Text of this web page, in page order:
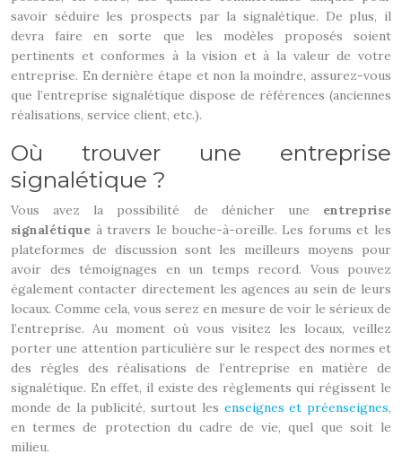
savoir séduire les prospects par la signalétique. De plus, il
devra faire en sorte que les modèles proposés soient
pertinents et conformes à la vision et à la valeur de votre
entreprise. En dernière étape et non la moindre, assurez-vous
que l’entreprise signalétique dispose de références (anciennes
réalisations, service client, etc.).
Où trouver une entreprise
signalétique ?
Vous avez la possibilité de dénicher une entreprise
signalétique à travers le bouche-à-oreille. Les forums et les
plateformes de discussion sont les meilleurs moyens pour
avoir des témoignages en un temps record. Vous pouvez
également contacter directement les agences au sein de leurs
locaux. Comme cela, vous serez en mesure de voir le sérieux de
l’entreprise. Au moment où vous visitez les locaux, veillez
porter une attention particulière sur le respect des normes et
des règles des réalisations de l’entreprise en matière de
signalétique. En effet, il existe des règlements qui régissent le
monde de la publicité, surtout les enseignes et préenseignes,
en termes de protection du cadre de vie, quel que soit le
milieu.